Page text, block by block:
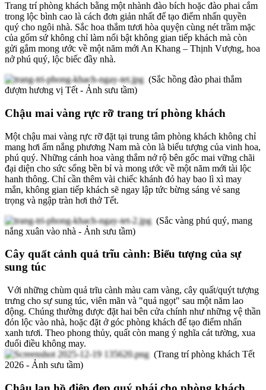
Trang trí phòng khách bằng một nhành đào bích hoặc đào phai cắm
trong lộc bình cao là cách đơn giản nhất để tạo điểm nhấn quyền
quý cho ngôi nhà. Sắc hoa thắm tươi hòa quyện cùng nét trầm mặc
của gốm sứ không chỉ làm nổi bật không gian tiếp khách mà còn
gửi gắm mong ước về một năm mới An Khang – Thịnh Vượng, hoa
nở phú quý, lộc biếc đầy nhà.
(Sắc hồng đào phai thắm
đượm hương vị Tết - Ảnh sưu tầm)
Chậu mai vàng rực rỡ trang trí phòng khách
Một chậu mai vàng rực rỡ đặt tại trung tâm phòng khách không chỉ
mang hơi ấm nắng phương Nam mà còn là biểu tượng của vinh hoa,
phú quý. Những cánh hoa vàng thắm nở rộ bên gốc mai vững chãi
đại diện cho sức sống bền bỉ và mong ước về một năm mới tài lộc
hanh thông. Chỉ cần thêm vài chiếc khánh đỏ hay bao lì xì may
mắn, không gian tiếp khách sẽ ngay lập tức bừng sáng vẻ sang
trọng và ngập tràn hơi thở Tết.
(Sắc vàng phú quý, mang
nắng xuân vào nhà - Ảnh sưu tầm)
Cây quất cảnh quả trĩu cành: Biểu tượng của sự
sung túc
Với những chùm quả trĩu cành màu cam vàng, cây quất/quýt tượng
trưng cho sự sung túc, viên mãn và "quả ngọt" sau một năm lao
động. Chúng thường được đặt hai bên cửa chính như những vệ thần
đón lộc vào nhà, hoặc đặt ở góc phòng khách để tạo điểm nhấn
xanh tươi. Theo phong thủy, quất còn mang ý nghĩa cát tường, xua
đuổi điều không may.
(Trang trí phòng khách Tết
2026 - Ảnh sưu tầm)